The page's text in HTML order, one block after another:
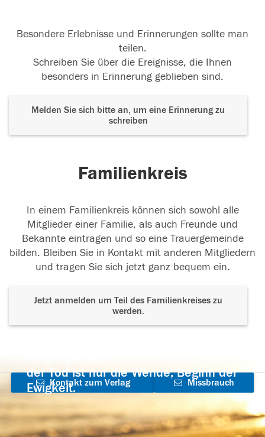
Besondere Erlebnisse und Erinnerungen sollte man
teilen.
Schreiben Sie über die Ereignisse, die Ihnen
besonders in Erinnerung geblieben sind.
Melden Sie sich bitte an, um eine Erinnerung zu
schreiben
Familienkreis
In einem Familienkreis können sich sowohl alle
Mitglieder einer Familie, als auch Freunde und
Bekannte eintragen und so eine Trauergemeinde
bilden. Bleiben Sie in Kontakt mit anderen Mitgliedern
und tragen Sie sich jetzt ganz bequem ein.
Jetzt anmelden um Teil des Familienkreises zu
werden.
der Tod ist nur die Wende, Beginn der
Ewigkeit.
Kontakt zum Verlag
aufnehmen
Missbrauch